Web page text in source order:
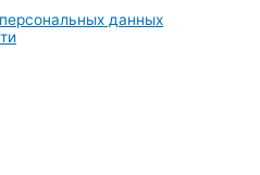
данных